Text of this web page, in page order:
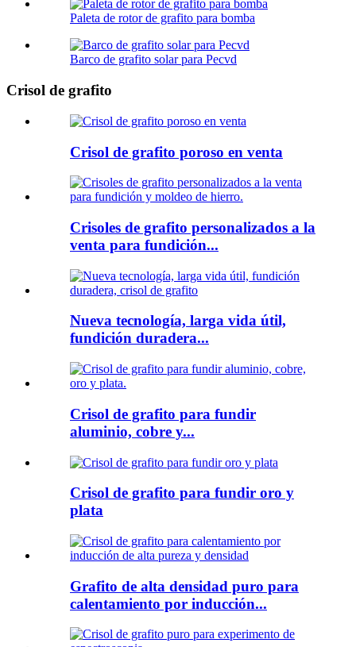
Paleta de rotor de grafito para bomba
Barco de grafito solar para Pecvd
Crisol de grafito
Crisol de grafito poroso en venta
Crisoles de grafito personalizados a la
venta para fundición...
Nueva tecnología, larga vida útil,
fundición duradera...
Crisol de grafito para fundir
aluminio, cobre y...
Crisol de grafito para fundir oro y
plata
Grafito de alta densidad puro para
calentamiento por inducción...